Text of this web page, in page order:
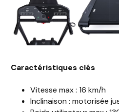
Caractéristiques clés
Vitesse max : 16 km/h
Inclinaison : motorisée